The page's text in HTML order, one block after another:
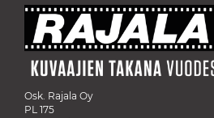
Osk. Rajala Oy
PL 175